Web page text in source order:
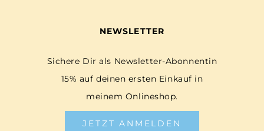
NEWSLETTER
Sichere Dir als Newsletter-Abonnentin
15% auf deinen ersten Einkauf in
meinem Onlineshop.
JETZT ANMELDEN